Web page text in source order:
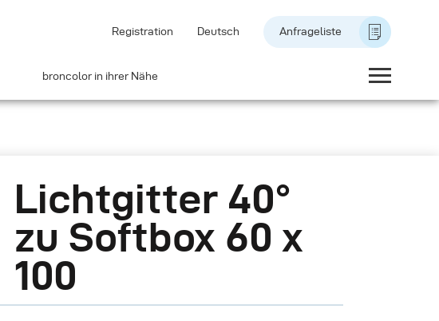
Registration Deutsch Anfrageliste
broncolor in ihrer Nähe
Lichtgitter 40°
zu Softbox 60 x
100